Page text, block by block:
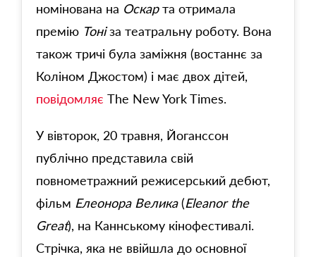
номінована на Оскарта отримала
премію Тоніза театральну роботу. Вона
також тричі була заміжня (востаннє за
Коліном Джостом) і має двох дітей,
повідомляє The New York Times.
У вівторок, 20 травня, Йоганссон
публічно представила свій
повнометражний режисерський дебют,
фільм Елеонора Велика(Eleanor the
Great), на Каннському кінофестивалі.
Стрічка, яка не ввійшла до основної